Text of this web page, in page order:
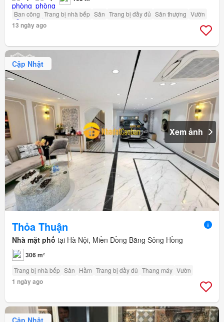
Ban công Trang bị nhà bếp Sân Trang bị đầy đủ Sân thượng Vườn
13 ngày ago
Cập Nhật
Xem ảnh
Thỏa Thuận
Nhà mặt phố tại Hà Nội, Miền Đồng Bằng Sông Hồng
306 m²
Trang bị nhà bếp Sân Hầm Trang bị đầy đủ Thang máy Vườn
1 ngày ago
Cập Nhật